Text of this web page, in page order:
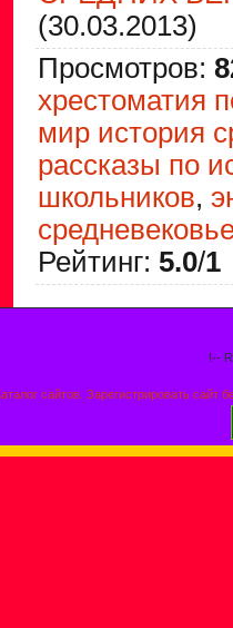
(30.03.2013)
Просмотров:
хрестоматия
мир история
рассказы по
школьников,
Рейтинг: 5.0/1
!--